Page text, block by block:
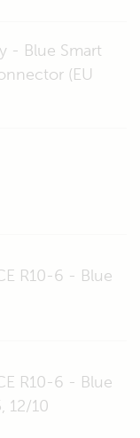
- Blue Smart
(EU
R10-6 - Blue
R10-6 - Blue
12/10